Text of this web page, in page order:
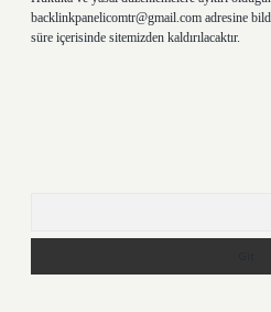
backlinkpanelicomtr@gmail.com adresine
süre içerisinde sitemizden kaldırılacaktır.